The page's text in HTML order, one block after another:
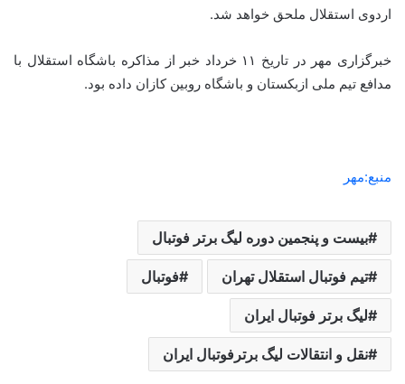
اردوی استقلال ملحق خواهد شد.
خبرگزاری مهر در تاریخ ۱۱ خرداد خبر از مذاکره باشگاه استقلال با
مدافع تیم ملی ازبکستان و باشگاه روبین کازان داده بود.
منبع:مهر
بیست و پنجمین دوره لیگ برتر فوتبال
تیم فوتبال استقلال تهران فوتبال
لیگ برتر فوتبال ایران
نقل و انتقالات لیگ برترفوتبال ایران